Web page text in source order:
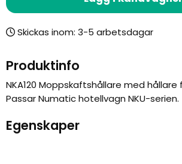
Skickas inom:
Produktinfo
NKA120 Moppskaftshållare med
Passar Numatic hotellvagn NKU-serien.
Egenskaper